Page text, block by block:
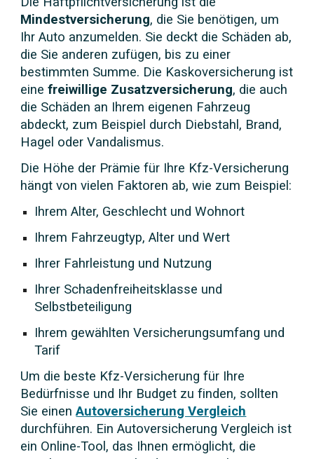
Mindestversicherung, die Sie benötigen, um
Ihr Auto anzumelden. Sie deckt die Schäden ab,
die Sie anderen zufügen, bis zu einer
bestimmten Summe. Die Kaskoversicherung ist
einefreiwillige Zusatzversicherung, die auch
die Schäden an Ihrem eigenen Fahrzeug
abdeckt, zum Beispiel durch Diebstahl, Brand,
Hagel oder Vandalismus.
Die Höhe der Prämie für Ihre Kfz-Versicherung
hängt von vielen Faktoren ab, wie zum Beispiel:
Ihrem Alter, Geschlecht und Wohnort
Ihrem Fahrzeugtyp, Alter und Wert
Ihrer Fahrleistung und Nutzung
Ihrer Schadenfreiheitsklasse und
Selbstbeteiligung
Ihrem gewählten Versicherungsumfang und
Tarif
Um die beste Kfz-Versicherung für Ihre
Bedürfnisse und Ihr Budget zu finden, sollten
Sie einenAutoversicherung Vergleich
durchführen. Ein Autoversicherung Vergleich ist
ein Online-Tool, das Ihnen ermöglicht, die